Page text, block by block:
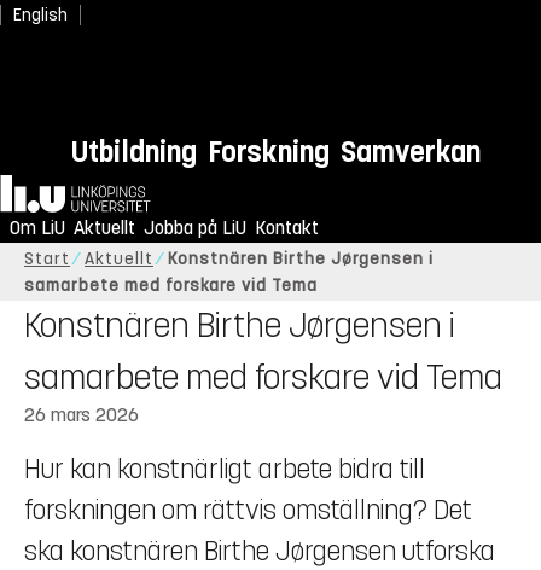
English
Utbildning Forskning Samverkan
Hem
Om LiU Aktuellt Jobba på LiU Kontakt
Start Aktuellt
Konstnären Birthe Jørgensen i
samarbete med forskare vid Tema
Konstnären Birthe Jørgensen i
samarbete med forskare vid Tema
26 mars 2026
Hur kan konstnärligt arbete bidra till
forskningen om rättvis omställning? Det
ska konstnären Birthe Jørgensen utforska